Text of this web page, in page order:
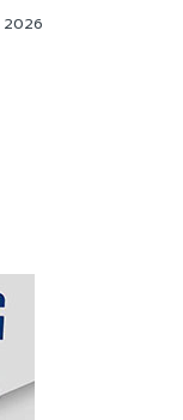
Petugas Pajak
2026